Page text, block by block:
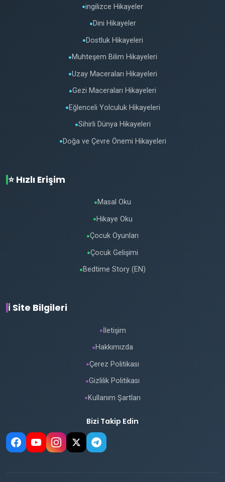
●ingilizce Hikayeler
● Dini Hikayeler
● Dostluk Hikayeleri
● Muhteşem Bilim Hikayeleri
●Uzay Maceraları Hikayeleri
●Gezi Maceraları Hikayeleri
● Eğlenceli Yolculuk Hikayeleri
●Sihirli Dünya Hikayeleri
● Doğa ve Çevre Önemi Hikayeleri
⭐ Hızlı Erişim
● Masal Oku
● Hikaye Oku
●Çocuk Oyunları
●Çocuk Gelişimi
● Bedtime Story (EN)
ℹ️ Site Bilgileri
●İletişim
● Hakkımızda
●Çerez Politikası
●Gizlilik Politikası
● Kullanım Şartları
Bizi Takip Edin